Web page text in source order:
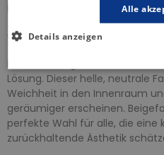
Die Waschtischbatterie der
zugleich elegante Anwendung
Waschtisch einen modernen
Lösung. Dieser helle, neutrale
Weichheit in den Innenraum
geräumiger erscheinen.
perfekte Wahl für alle, die eine
zurückhaltende Ästhetik
Alle
Details anzeigen